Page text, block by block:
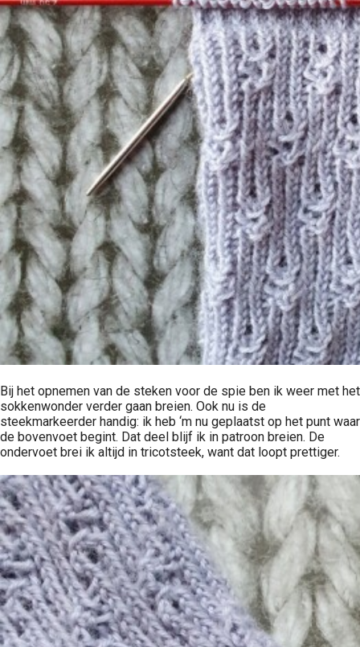
Bij het opnemen van de steken voor de spie ben ik weer met het
sokkenwonder verder gaan breien. Ook nu is de
steekmarkeerder handig: ik heb ‘m nu geplaatst op het punt waar
de bovenvoet begint. Dat deel blijf ik in patroon breien. De
ondervoet brei ik altijd in tricotsteek, want dat loopt prettiger.